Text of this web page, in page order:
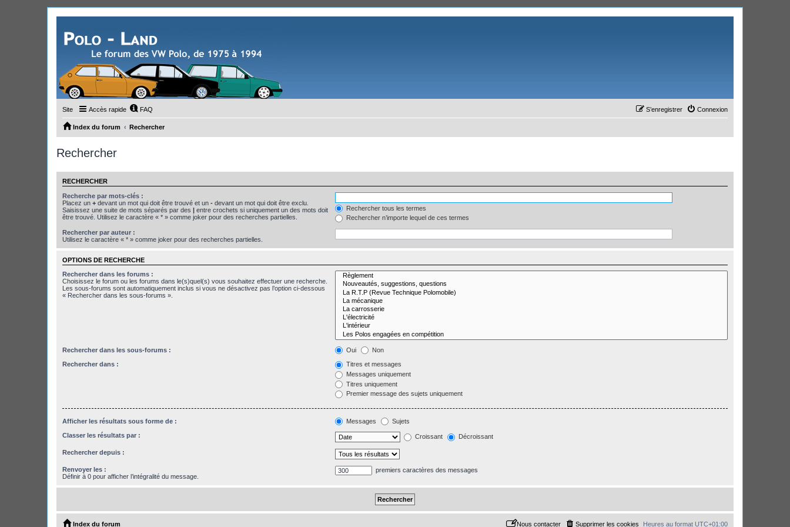
Site Accès rapide FAQ Connexion
S’enregistrer
Index du forum Rechercher
Rechercher
RECHERCHER
Recherche par mots-clés :
Placez un + devant un mot qui doit être trouvé et un - devant un mot qui doit être exclu.
Saisissez une suite de mots séparés par des | entre crochets si uniquement un des mots doit
être trouvé. Utilisez le caractère « * » comme joker pour des recherches partielles.
Rechercher tous les termes
Rechercher n’importe lequel de ces termes
Rechercher par auteur :
Utilisez le caractère « * » comme joker pour des recherches partielles.
OPTIONS DE RECHERCHE
Rechercher dans les forums :
Choisissez le forum ou les forums dans le(s)quel(s) vous souhaitez effectuer une recherche.
Les sous-forums sont automatiquement inclus si vous ne désactivez pas l’option ci-dessous
« Rechercher dans les sous-forums ».
Rechercher dans les sous-forums : Oui Non
Rechercher dans :
Titres et messages
Messages uniquement
Titres uniquement
Premier message des sujets uniquement
Afficher les résultats sous forme de : Messages Sujets
Classer les résultats par : Croissant Décroissant
Rechercher depuis :
Renvoyer les :
Définir à 0 pour afficher l’intégralité du message.
premiers caractères des messages
Index du forum Heures au format UTC+01:00
Supprimer les cookies
Nous contacter